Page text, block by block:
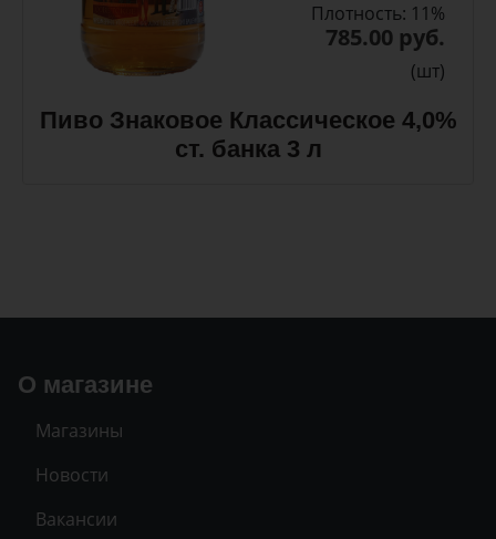
Плотность: 11%
785.00 руб.
(шт)
Пиво Знаковое Классическое 4,0%
ст. банка 3 л
О магазине
Магазины
Новости
Вакансии